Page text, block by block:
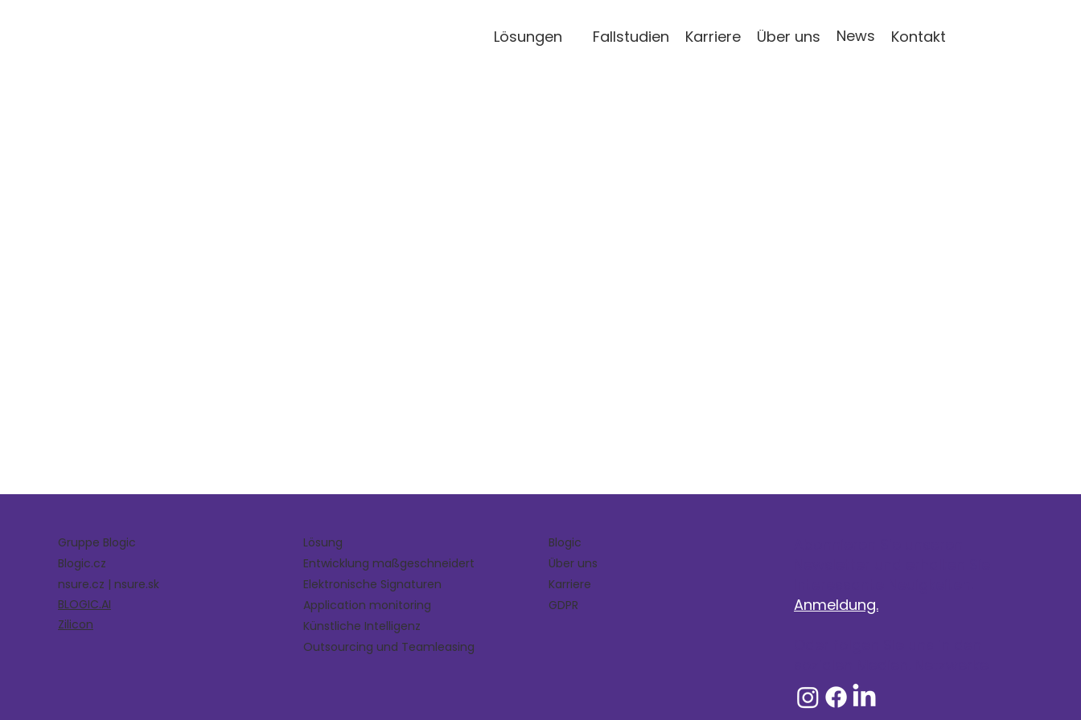
Lösungen Karriere
Fallstudien Über uns News Kontakt
Gruppe Blogic
Blogic.cz
nsure.cz | nsure.sk
BLOGIC.AI
Zilicon
Lösung
Entwicklung maßgeschneidert
Elektronische Signaturen
Application monitoring
Outsourcing und Teamleasing
Künstliche Intelligenz
Blogic
Über uns
Karriere
GDPR
Anmeldung.